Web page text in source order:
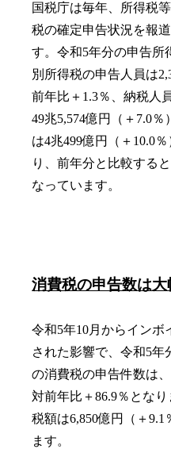
国税庁は毎年、所得税
税の確定申告状況を報
す。令和5年分の申告所
別所得税の申告人員は
前年比＋1.3％、納税人
49兆5,574億円（＋7.0
は4兆499億円（＋10.0
り、前年分と比較する
なっています。
消費税の申告数は大
令和5年10月からインボ
された影響で、令和5年
の消費税の申告件数は、
対前年比＋86.9％とな
税額は6,850億円（＋9.1
ます。